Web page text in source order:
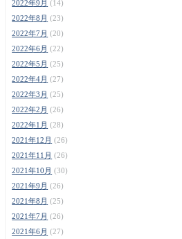
2022年9月 (14)
2022年8月 (23)
2022年7月 (20)
2022年6月 (22)
2022年5月 (25)
2022年4月 (27)
2022年3月 (25)
2022年2月 (26)
2022年1月 (28)
2021年12月 (26)
2021年11月 (26)
2021年10月 (30)
2021年9月 (26)
2021年8月 (25)
2021年7月 (26)
2021年6月 (27)